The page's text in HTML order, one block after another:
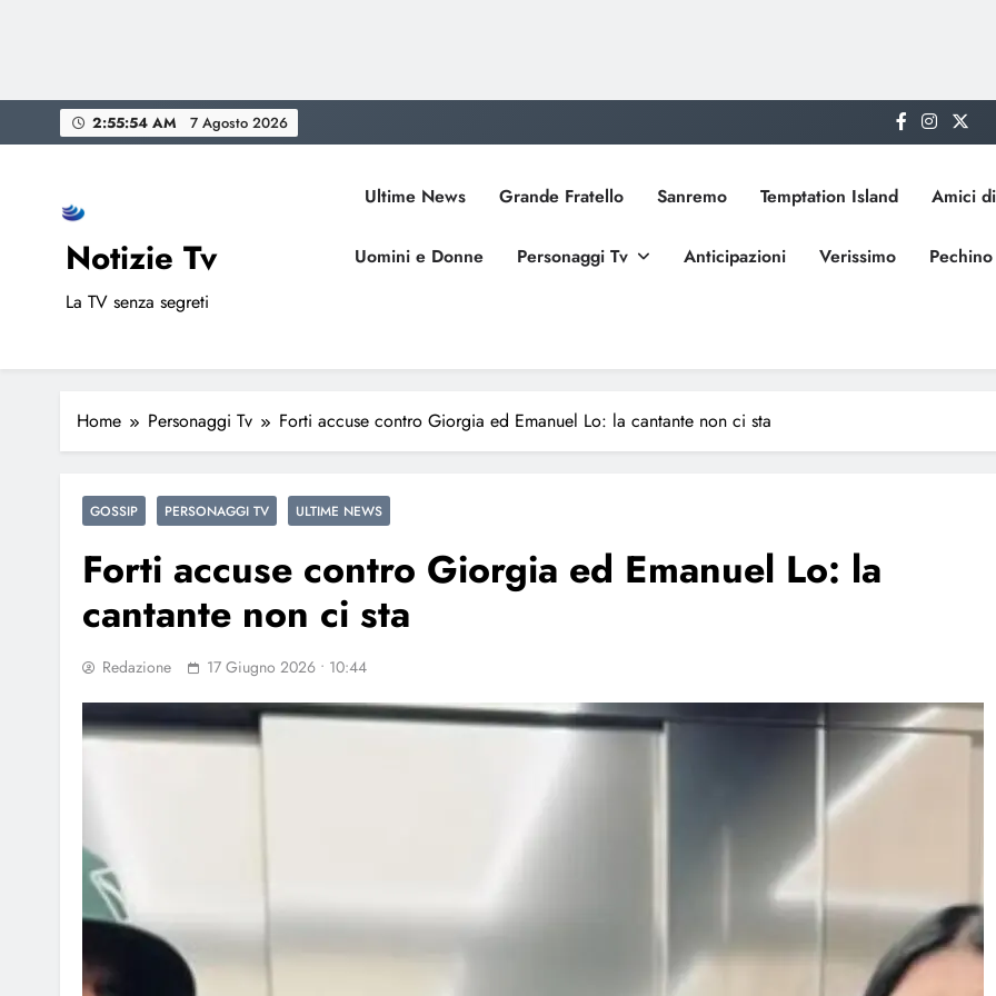
to
2:55:55 AM 7 Agosto 2026
Notizie Tv
La TV senza segreti
Ultime News Grande Fratello Sanremo Temptation Island Amici
Uomini e Donne Personaggi Tv Anticipazioni Verissimo
Home Personaggi Tv Forti accuse contro Giorgia ed Emanuel Lo: la cantante non ci sta
GOSSIP PERSONAGGI TV ULTIME NEWS
Forti accuse contro Giorgia ed Emanuel Lo: la
cantante non ci sta
Redazione 17 Giugno 2026 • 10:44